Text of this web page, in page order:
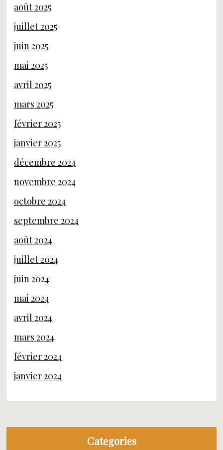
août 2025
juillet 2025
juin 2025
mai 2025
avril 2025
mars 2025
février 2025
janvier 2025
décembre 2024
novembre 2024
octobre 2024
septembre 2024
août 2024
juillet 2024
juin 2024
mai 2024
avril 2024
mars 2024
février 2024
janvier 2024
Categories